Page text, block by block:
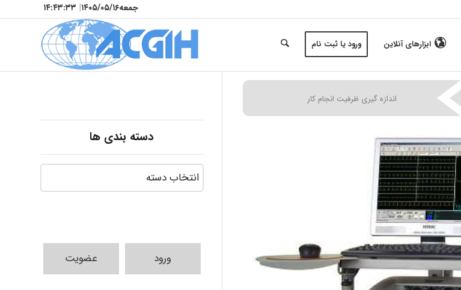
جمعه۱۴۰۵/۰۵/۱۶| ۱۴:۴۳:۳۵
ابزارهای آنلاین ورود یا ثبت نام
| اندازه گیری ظرفیت انجام کار
دسته بندی ها
ورود عضویت